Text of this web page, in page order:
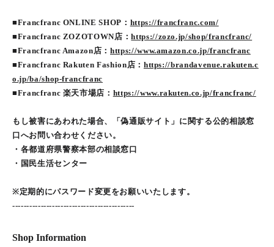
■Francfranc ONLINE SHOP： https://francfranc.com/
■Francfranc ZOZOTOWN店：https://zozo.jp/shop/francfranc/
■Francfranc Amazon店：https://www.amazon.co.jp/francfranc
■Francfranc Rakuten Fashion店： https://brandavenue.rakuten.c
o.jp/ba/shop-francfranc
■Francfranc 楽天市場店： https://www.rakuten.co.jp/francfranc/
もし被害にあわれた場合、「偽通販サイト」に関する公的相談窓
口へお問い合わせください。
・各都道府県警察本部の相談窓口
・国民生活センター
※定期的にパスワード変更をお願いいたします。
-------------------------------------------
Shop Information